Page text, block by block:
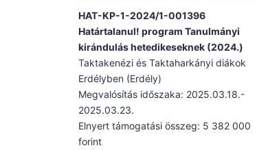
HAT-KP-1-2024/1-001396
Határtalanul! program Tanulmányi
kirándulás hetedikeseknek (2024.)
Taktakenézi és Taktaharkányi diákok
Erdélyben (Erdély)
Megvalósítás időszaka: 2025.03.18.-
2025.03.23.
Elnyert támogatási összeg: 5 382 000
forint